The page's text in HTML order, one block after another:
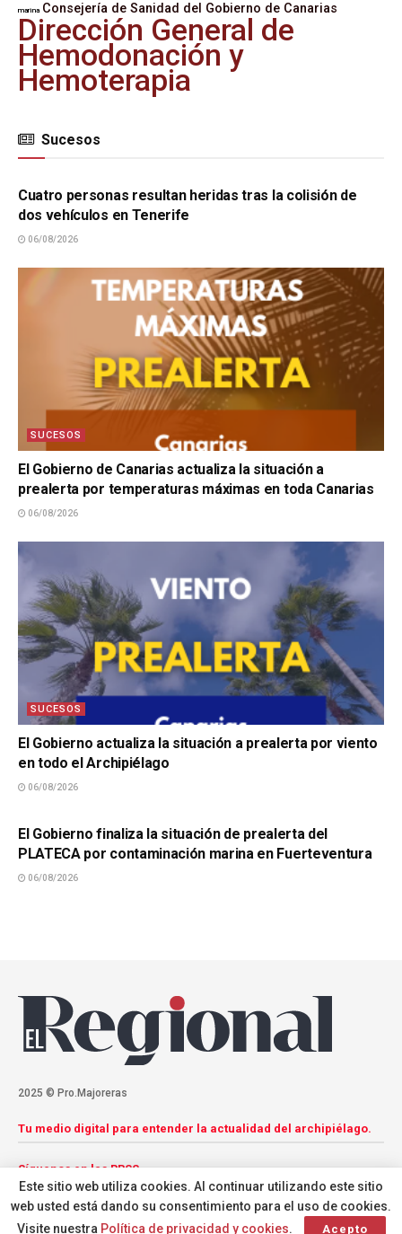
marina Consejería de Sanidad del Gobierno de Canarias
Dirección General de
Hemodonación y
Hemoterapia
Sucesos
SUCESOS
Cuatro personas resultan heridas tras la colisión de
dos vehículos en Tenerife
06/08/2026
SUCESOS
El Gobierno de Canarias actualiza la situación a
prealerta por temperaturas máximas en toda Canarias
06/08/2026
SUCESOS
El Gobierno actualiza la situación a prealerta por viento
en todo el Archipiélago
06/08/2026
El Gobierno finaliza la situación de prealerta del
PLATECA por contaminación marina en Fuerteventura
06/08/2026
2025 © Pro.Majoreras
Tu medio digital para entender la actualidad del archipiélago.
Síguenos en las RRSS
Este sitio web utiliza cookies. Al continuar utilizando este sitio
web usted está dando su consentimiento para el uso de cookies.
Visite nuestra Política de privacidad y cookies. Acepto